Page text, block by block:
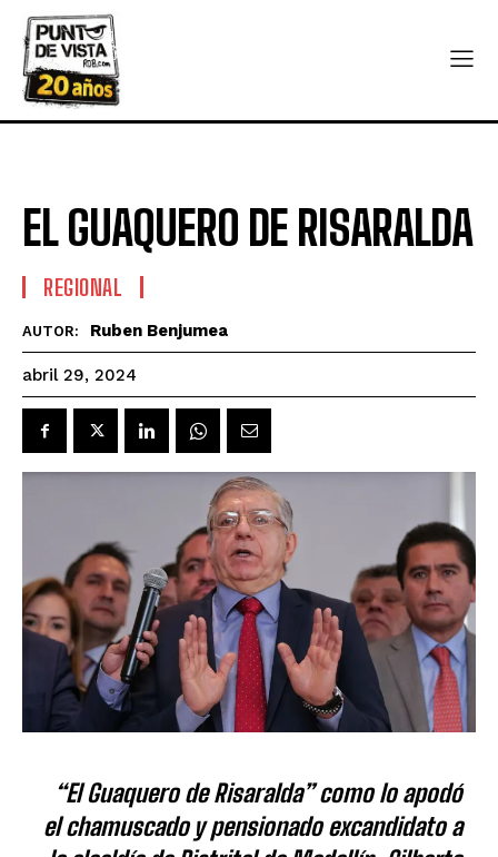
EL GUAQUERO DE RISARALDA
REGIONAL
AUTOR: Ruben Benjumea
abril 29, 2024
“El Guaquero de Risaralda” como lo apodó
el chamuscado y pensionado excandidato a